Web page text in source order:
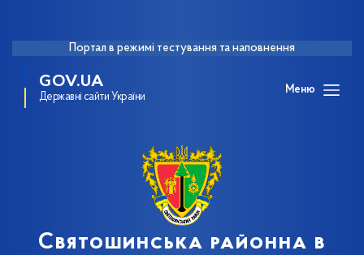
Портал в режимі тестування та наповнення
GOV.UA
Державні сайти України
Меню
Святошинська районна в